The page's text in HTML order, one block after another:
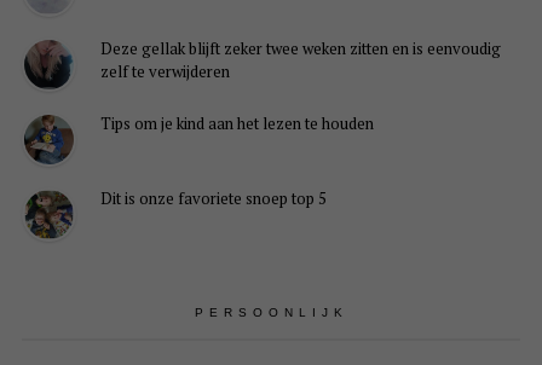
Deze gellak blijft zeker twee weken zitten en is eenvoudig
zelf te verwijderen
Tips om je kind aan het lezen te houden
Dit is onze favoriete snoep top 5
PERSOONLIJK